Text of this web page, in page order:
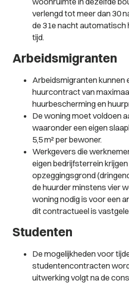
verlengd tot meer dan 30
de 31e nacht automatisch
tijd.
Arbeidsmigranten
Arbeidsmigranten kunnen
huurcontract van
huurbescherming en
De woning moet voldoen
waaronder een eigen
5,5 m² per bewoner.
Werkgevers die
eigen bedrijfsterrein
opzeggingsgrond
de huurder minstens vier
woning nodig is voor een
dit contractueel is
Studenten
De mogelijkheden voor
studentencontracten
uitwerking volgt na de